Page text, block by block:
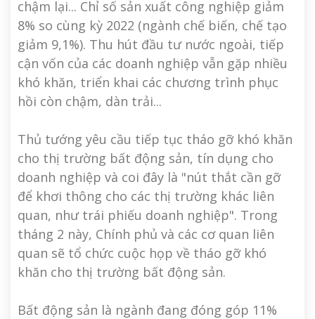
chậm lại... Chỉ số sản xuất công nghiệp giảm
8% so cùng kỳ 2022 (ngành chế biến, chế tạo
giảm 9,1%). Thu hút đầu tư nước ngoài, tiếp
cận vốn của các doanh nghiệp vẫn gặp nhiều
khó khăn, triển khai các chương trình phục
hồi còn chậm, dàn trải...
Thủ tướng yêu cầu tiếp tục tháo gỡ khó khăn
cho thị trường bất động sản, tín dụng cho
doanh nghiệp và coi đây là "nút thắt cần gỡ
để khơi thông cho các thị trường khác liên
quan, như trái phiếu doanh nghiệp". Trong
tháng 2 này, Chính phủ và các cơ quan liên
quan sẽ tổ chức cuộc họp về tháo gỡ khó
khăn cho thị trường bất động sản.
Bất động sản là ngành đang đóng góp 11%